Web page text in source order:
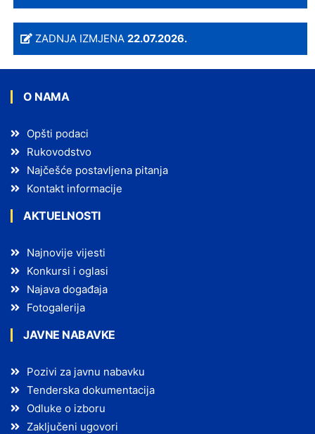
ZADNJA IZMJENA22.07.2026.
O NAMA
Opšti podaci
Rukovodstvo
Najčešće postavljena pitanja
Kontakt informacije
AKTUELNOSTI
Najnovije vijesti
Konkursi i oglasi
Najava događaja
Fotogalerija
JAVNE NABAVKE
Pozivi za javnu nabavku
Tenderska dokumentacija
Odluke o izboru
Zaključeni ugovori